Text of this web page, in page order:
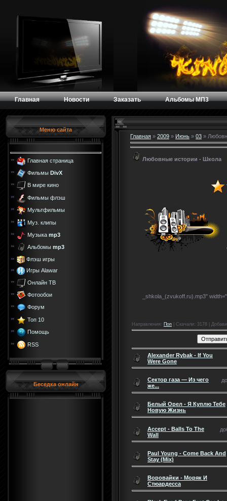
Главная Новости Заказать Альбомы МП3
Меню сайта
Главная страница
Фильмы DivX
В мире кино
Фильмы флэш
Мультфильмы
Муз. клипы
Музыка mp3
Альбомы mp3
Флэш игры
Игры Alawar
Онлайн ТВ
Фотообои
Форум
Топ 10
Помощь
RSS
Беседка онлайн
Главная » 2009 » Июнь » 03 »
Любовные истории - Школа
_shkola_(zvukoff.ru).mp3"
Направления : Поп Скачали: 3178 |
Alexander Rybak - If You
Were Gone
Сектор газа — Из чего
же...
Белый Орел - Я Куплю Тебе
Новую Жизнь
Accept - Balls To The
Wall
Paul Young - Come Back And
Stay (Mix)
Воровайки - Моряк И
Стюардесса